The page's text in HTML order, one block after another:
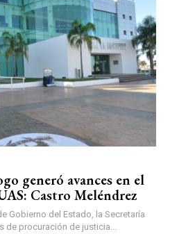
generó avances en el
Castro Meléndrez
Gobierno del Estado, la Secretaría
de procuración de justicia...